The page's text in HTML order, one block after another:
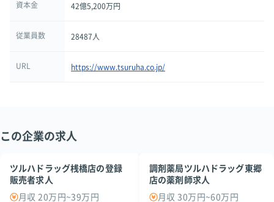
資本金 42億5,200万円
従業員数 28487人
URL https://www.tsuruha.co.jp/
この企業の求人
ツルハドラッグ桟橋店の登録
販売者求人
月収 20万円~39万円
調剤薬局ツルハドラッグ東郷
店の薬剤師求人
月収 30万円~60万円